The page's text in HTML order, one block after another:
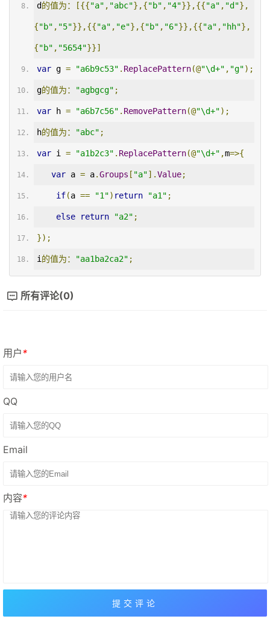
d的值为：[{{"a" , "abc"},{"b" , "4"}},{{"a" , "d"},
{"b" , "5"}},{{"a" , "e"},{"b" , "6"}},{{"a" , "hh"},
{"b" , "5654"}}]
var g = "a6b9c53" . ReplacePattern(@"\d+" , "g");
g的值为： "agbgcg" ;
var h = "a6b7c56" . RemovePattern(@"\d+");
h的值为： "abc" ;
var i = "a1b2c3" . ReplacePattern(@"\d+" ,m=>{
var a = a.Groups [ "a"].Value;
if(a == "1") return "a1" ;
else return "a2" ;
});
i 的值为： "aa1ba2ca2" ;
所有评论(0)
用户*
QQ
Email
内容*